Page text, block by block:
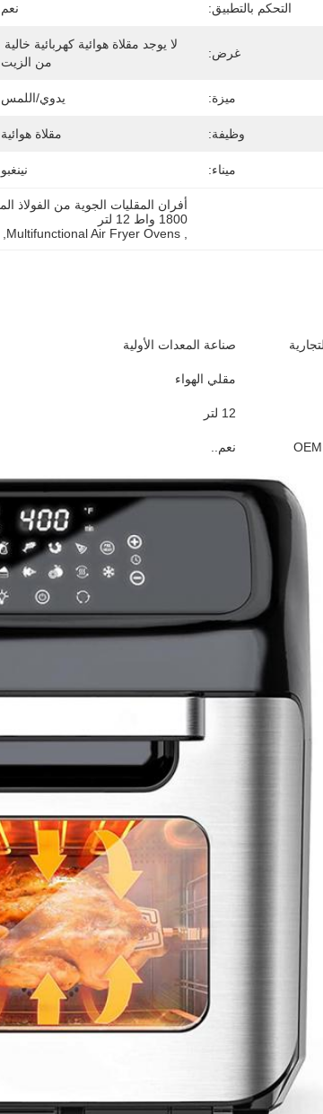
التحكم بالتطبيق: نعم
غرض:
من الزيت
ميزة: يدوي/اللمس
وظيفة: مقلاة هوائية
ميناء: نينغبو
1800 واط 12 لتر
,
Multifunctional Air Fryer Ovens
صناعة المعدات الأولية
مقلي الهواء
12 لتر
نعم..